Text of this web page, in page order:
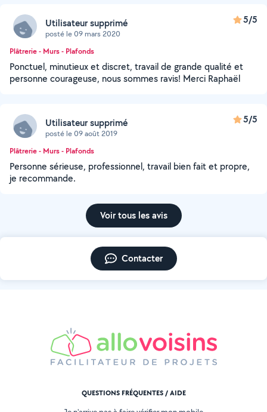
Utilisateur supprimé
posté le 09 mars 2020
5/5
Plâtrerie - Murs - Plafonds
Ponctuel, minutieux et discret, travail de grande qualité et
personne courageuse, nous sommes ravis! Merci Raphaël
Utilisateur supprimé
posté le 09 août 2019
5/5
Plâtrerie - Murs - Plafonds
Personne sérieuse, professionnel, travail bien fait et propre,
je recommande.
Voir tous les avis
Contacter
QUESTIONS FRÉQUENTES / AIDE